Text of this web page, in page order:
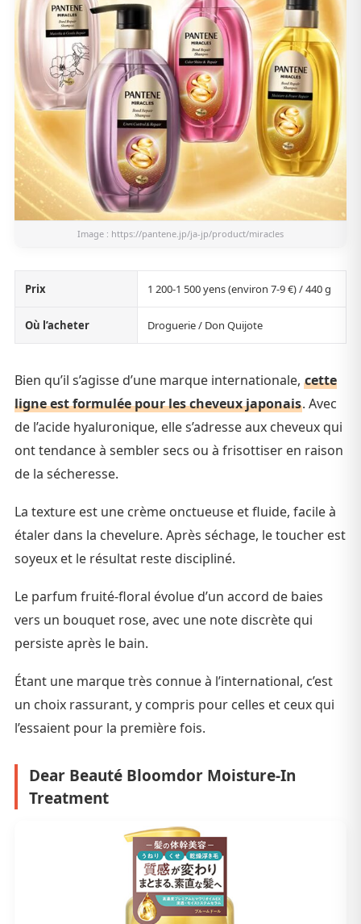
Image : https://pantene.jp/ja-jp/product/miracles
Prix 1 200-1 500 yens (environ 7-9 €) / 440 g
Où l’acheter Droguerie / Don Quijote
Bien qu’il s’agisse d’une marque internationale, cette
ligne est formulée pour les cheveux japonais. Avec
de l’acide hyaluronique, elle s’adresse aux cheveux qui
ont tendance à sembler secs ou à frisottiser en raison
de la sécheresse.
La texture est une crème onctueuse et fluide, facile à
étaler dans la chevelure. Après séchage, le toucher est
soyeux et le résultat reste discipliné.
Le parfum fruité-floral évolue d’un accord de baies
vers un bouquet rose, avec une note discrète qui
persiste après le bain.
Étant une marque très connue à l’international, c’est
un choix rassurant, y compris pour celles et ceux qui
l’essaient pour la première fois.
Dear Beauté Bloomdor Moisture-In
Treatment